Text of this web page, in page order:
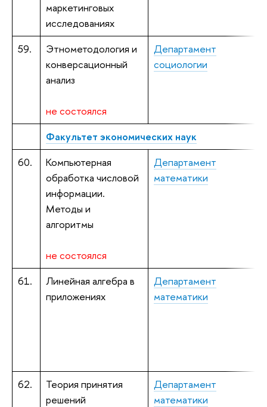
маркетинговых
исследованиях
59.
Этнометодология и
конверсационный
анализ
не состоялся
Департамент
социологии
Факультет экономических наук
60.
Компьютерная
обработка числовой
информации.
Методы и
алгоритмы
не состоялся
Департамент
математики
61.
Линейная алгебра в
приложениях
Департамент
математики
62.
Теория принятия
решений
Департамент
математики